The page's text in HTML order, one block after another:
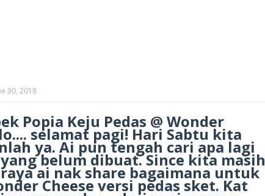
30, 2018
Popia Keju Pedas @ Wonder
selamat pagi! Hari Sabtu kita
ya. Ai pun tengah cari apa lagi
belum dibuat. Since kita masih
ai nak share bagaimana untuk
Cheese versi pedas sket. Kat